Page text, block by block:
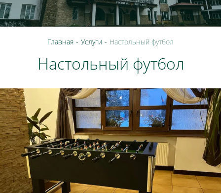
Главная - Услуги - Настольный футбол
Настольный футбол